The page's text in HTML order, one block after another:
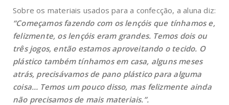
Sobre os materiais usados para a confecção, a aluna diz:
“Começamos fazendo com os lençóis que tínhamos e,
felizmente, os lençóis eram grandes. Temos dois ou
três jogos, então estamos aproveitando o tecido. O
plástico também tínhamos em casa, alguns meses
atrás, precisávamos de pano plástico para alguma
coisa… Temos um pouco disso, mas felizmente ainda
não precisamos de mais materiais.”.